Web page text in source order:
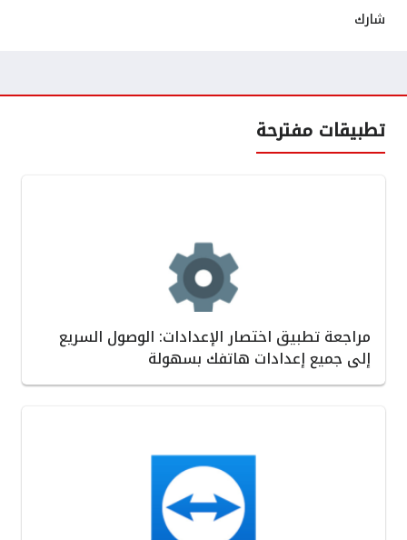
شارك
تطبيقات مفترحة
مراجعة تطبيق اختصار الإعدادات: الوصول السريع
إلى جميع إعدادات هاتفك بسهولة